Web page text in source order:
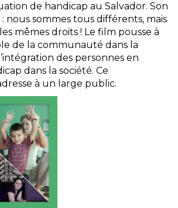
de handicap au Salvador. Son
nous sommes tous différents, mais
mêmes droits ! Le film pousse à
de la communauté dans la
des personnes en
dans la société. Ce
à un large public.